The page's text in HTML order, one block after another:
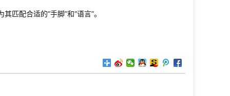
匹配合适的“手脚”和“语言”。